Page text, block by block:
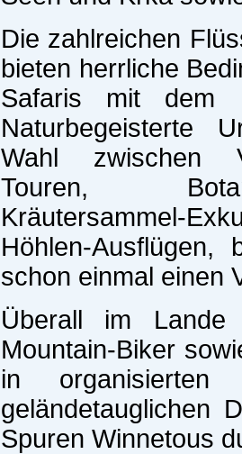
Die zahlreichen
bieten herrliche
Safaris mit dem
Naturbegeisterte
Wahl zwischen
Touren,
Höhlen-
schon einmal einen
Überall im Lande
Mountain-Biker
in
geländetauglichen
Spuren Winnetous